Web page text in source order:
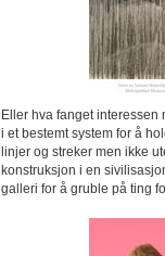
Eller hva fanget interessen
i et bestemt system for å
linjer og streker men ikke
konstruksjon i en
galleri for å gruble på ting